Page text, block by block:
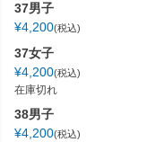
37男子
¥4,200 税込
37女子
¥4,200 税込
在庫切れ
38男子
¥4,200 税込